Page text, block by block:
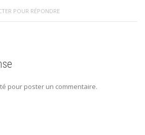
POUR RÉPONDRE
pour poster un commentaire.